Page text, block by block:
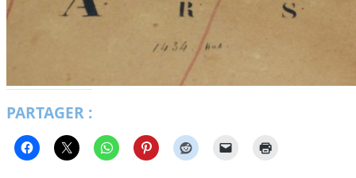
PARTAGER :